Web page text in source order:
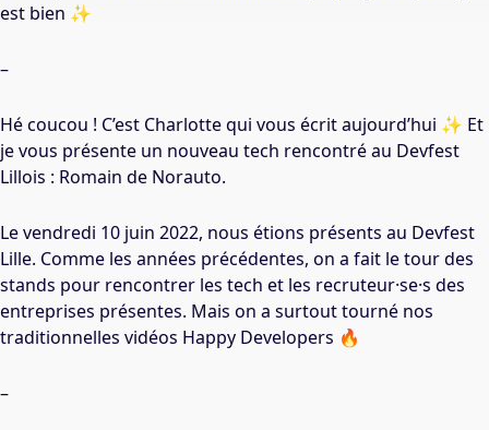
est bien ✨
–
Hé coucou ! C’est Charlotte qui vous écrit aujourd’hui ✨ Et
je vous présente un nouveau tech rencontré au Devfest
Lillois : Romain de Norauto.
Le vendredi 10 juin 2022, nous étions présents au Devfest
Lille. Comme les années précédentes, on a fait le tour des
stands pour rencontrer les tech et les recruteur·se·s des
entreprises présentes. Mais on a surtout tourné nos
traditionnelles vidéos Happy Developers 🔥
–